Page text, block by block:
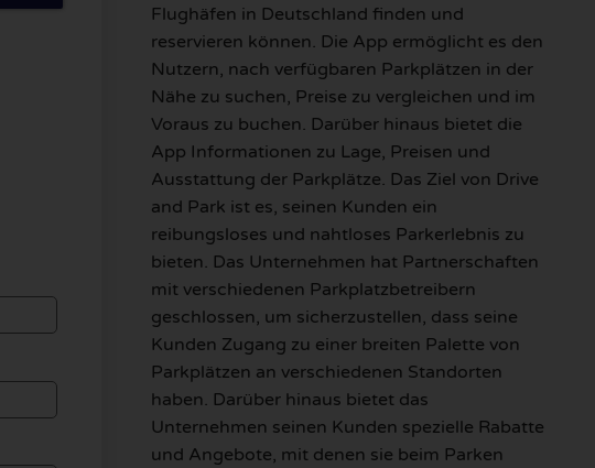
Flughäfen in Deutschland finden und
reservieren können. Die App ermöglicht es den
Nutzern, nach verfügbaren Parkplätzen in der
Nähe zu suchen, Preise zu vergleichen und im
Voraus zu buchen. Darüber hinaus bietet die
App Informationen zu Lage, Preisen und
Ausstattung der Parkplätze. Das Ziel von Drive
and Park ist es, seinen Kunden ein
reibungsloses und nahtloses Parkerlebnis zu
bieten. Das Unternehmen hat Partnerschaften
mit verschiedenen Parkplatzbetreibern
geschlossen, um sicherzustellen, dass seine
Kunden Zugang zu einer breiten Palette von
Parkplätzen an verschiedenen Standorten
haben. Darüber hinaus bietet das
Unternehmen seinen Kunden spezielle Rabatte
und Angebote, mit denen sie beim Parken